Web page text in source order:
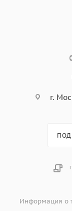
г.
Информация о